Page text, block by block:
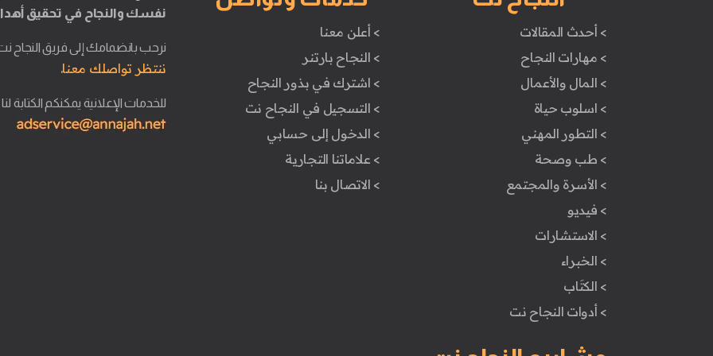
> أحدث المقالات
> مهارات النجاح
> المال والأعمال
> اسلوب حياة
> التطور المهني
> طب وصحة
> الأسرة والمجتمع
> فيديو
> الاستشارات
> الخبراء
> الكتَاب
> أدوات النجاح نت
> أعلن معنا
> النجاح بارتنر
> اشترك في بذور النجاح
> التسجيل في النجاح نت
> الدخول إلى حسابي
> علاماتنا التجارية
> الاتصال بنا
نفسك والنجاح في تحقيق
نرحب بانضمامك إلى فريق النجاح
ننتظر تواصلك معنا.
للخدمات الإعلانية يمكنكم الكتابة لنا